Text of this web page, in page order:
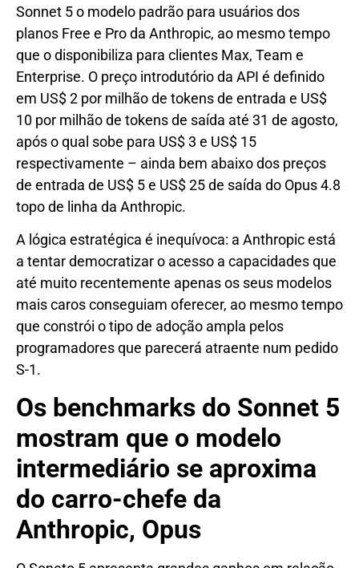
Sonnet 5 o modelo padrão para usuários dos
planos Free e Pro da Anthropic, ao mesmo tempo
que o disponibiliza para clientes Max, Team e
Enterprise. O preço introdutório da API é definido
em US$ 2 por milhão de tokens de entrada e US$
10 por milhão de tokens de saída até 31 de agosto,
após o qual sobe para US$ 3 e US$ 15
respectivamente – ainda bem abaixo dos preços
de entrada de US$ 5 e US$ 25 de saída do Opus 4.8
topo de linha da Anthropic.
A lógica estratégica é inequívoca: a Anthropic está
a tentar democratizar o acesso a capacidades que
até muito recentemente apenas os seus modelos
mais caros conseguiam oferecer, ao mesmo tempo
que constrói o tipo de adoção ampla pelos
programadores que parecerá atraente num pedido
S-1.
Os benchmarks do Sonnet 5
mostram que o modelo
intermediário se aproxima
do carro-chefe da
Anthropic, Opus